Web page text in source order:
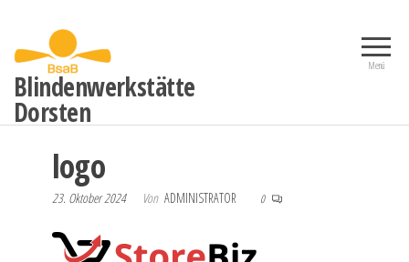
springen
Blindenwerkstätte
Dorsten
Menü
logo
23. Oktober 2024 Von ADMINISTRATOR 0